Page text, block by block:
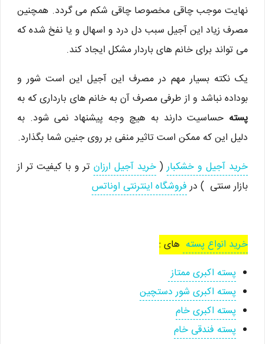
نهایت موجب چاقی مخصوصا چاقی شکم می گردد. همچنین
مصرف زیاد این آجیل سبب دل درد و اسهال و یا نفخ شده که
می تواند برای خانم های باردار مشکل ایجاد کند.
یک نکته بسیار مهم در مصرف این آجیل این است شور و
بوداده نباشد و از طرفی مصرف آن به خانم های بارداری که به
پسته حساسیت دارند به هیچ وجه پیشنهاد نمی شود. به
دلیل این که ممکن است تاثیر منفی بر روی جنین شما بگذارد.
خرید آجیل و خشکبار( خرید آجیل ارزان تر و با کیفیت تر از
بازار سنتی ) درفروشگاه اینترنتی اوناتس
خرید انواع پسته های :
پسته اکبری ممتاز
پسته اکبری شور دستچین
پسته اکبری خام
پسته فندقی خام